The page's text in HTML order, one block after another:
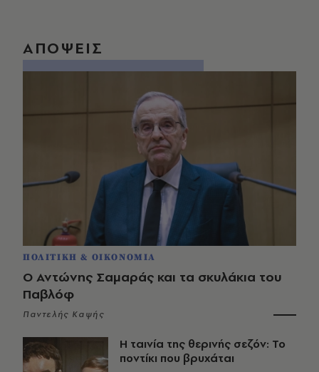
ΑΠΟΨΕΙΣ
ΠΟΛΙΤΙΚΗ & ΟΙΚΟΝΟΜΙΑ
Ο Αντώνης Σαμαράς και τα σκυλάκια του
Παβλόφ
Παντελής Καψής
Η ταινία της θερινής σεζόν: Το
ποντίκι που βρυχάται